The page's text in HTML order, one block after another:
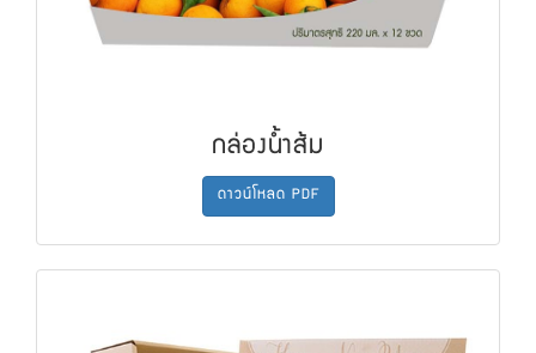
กล่องน้ำส้ม
ดาวน์โหลด PDF